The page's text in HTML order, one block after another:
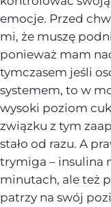
emocje. Przed
mi, że muszę
ponieważ mam
tymczasem jeśli
systemem, to w
wysoki poziom
związku z tym
stało od razu. A
trymiga – insulina
minutach, ale też
patrzy na swój